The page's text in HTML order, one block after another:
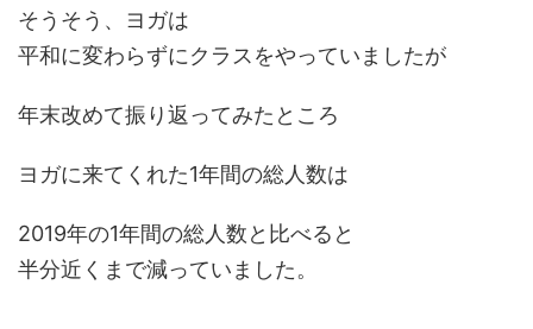
そうそう、ヨガは
平和に変わらずにクラスをやっていましたが
年末改めて振り返ってみたところ
ヨガに来てくれた1年間の総人数は
2019年の1年間の総人数と比べると
半分近くまで減っていました。